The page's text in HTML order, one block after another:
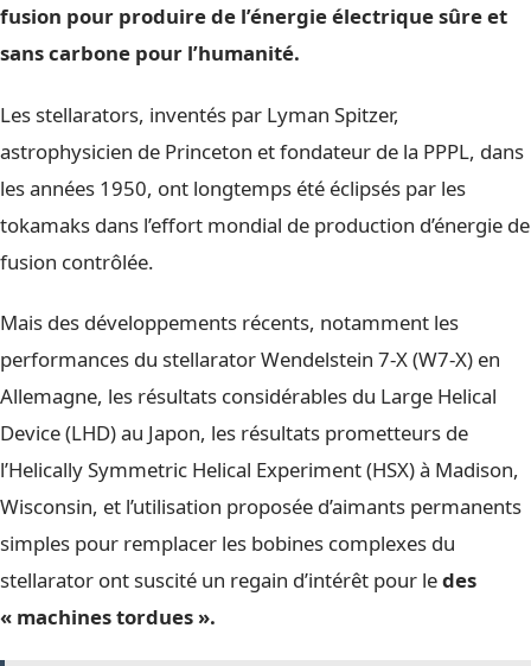
fusion pour produire de l’énergie électrique sûre et
sans carbone pour l’humanité.
Les stellarators, inventés par Lyman Spitzer,
astrophysicien de Princeton et fondateur de la PPPL, dans
les années 1950, ont longtemps été éclipsés par les
tokamaks dans l’effort mondial de production d’énergie de
fusion contrôlée.
Mais des développements récents, notamment les
performances du stellarator Wendelstein 7-X (W7-X) en
Allemagne, les résultats considérables du Large Helical
Device (LHD) au Japon, les résultats prometteurs de
l’Helically Symmetric Helical Experiment (HSX) à Madison,
Wisconsin, et l’utilisation proposée d’aimants permanents
simples pour remplacer les bobines complexes du
stellarator ont suscité un regain d’intérêt pour ledes
« machines tordues ».